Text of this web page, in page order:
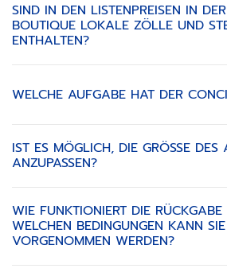
SIND IN DEN LISTENPREISEN IN
BOUTIQUE LOKALE ZÖLLE UND
ENTHALTEN?
WELCHE AUFGABE HAT DER
IST ES MÖGLICH, DIE GRÖSSE DES
NZUPASSEN?
WIE FUNKTIONIERT DIE
WELCHEN BEDINGUNGEN KANN SIE
VORGENOMMEN WERDEN?